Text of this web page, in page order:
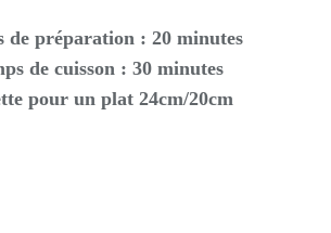
de préparation : 20 minutes
de cuisson : 30 minutes
pour un plat 24cm/20cm